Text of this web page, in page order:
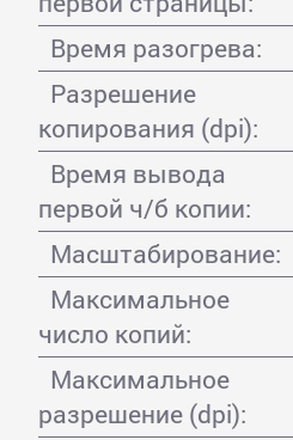
Время разогрева:
Разрешение
копирования (dpi):
Время вывода
первой ч/б копии:
Масштабирование:
Максимальное
число копий:
Максимальное
разрешение (dpi):